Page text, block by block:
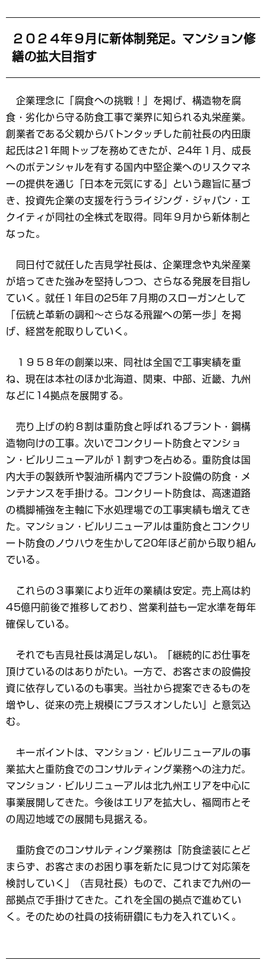
２０２４年９月に新体制発足。マンション修
繕の拡大目指す
企業理念に「腐食への挑戦！」を掲げ、構造物を腐
食・劣化から守る防食工事で業界に知られる丸栄産業。
創業者である父親からバトンタッチした前社長の内田康
起氏は21年間トップを務めてきたが、24年１月、成長
へのポテンシャルを有する国内中堅企業へのリスクマネ
ーの提供を通じ「日本を元気にする」という趣旨に基づ
き、投資先企業の支援を行うライジング・ジャパン・エ
クイティが同社の全株式を取得。同年９月から新体制と
なった。
同日付で就任した吉見学社長は、企業理念や丸栄産業
が培ってきた強みを堅持しつつ、さらなる発展を目指し
ていく。就任１年目の25年７月期のスローガンとして
「伝統と革新の調和～さらなる飛躍への第一歩」を掲
げ、経営を舵取りしていく。
１９５８年の創業以来、同社は全国で工事実績を重
ね、現在は本社のほか北海道、関東、中部、近畿、九州
などに14拠点を展開する。
売り上げの約８割は重防食と呼ばれるプラント・鋼構
造物向けの工事。次いでコンクリート防食とマンショ
ン・ビルリニューアルが１割ずつを占める。重防食は国
内大手の製鉄所や製油所構内でプラント設備の防食・メ
ンテナンスを手掛ける。コンクリート防食は、高速道路
の橋脚補強を主軸に下水処理場での工事実績も増えてき
た。マンション・ビルリニューアルは重防食とコンクリ
ート防食のノウハウを生かして20年ほど前から取り組ん
でいる。
これらの３事業により近年の業績は安定。売上高は約
45億円前後で推移しており、営業利益も一定水準を毎年
確保している。
それでも吉見社長は満足しない。「継続的にお仕事を
頂けているのはありがたい。一方で、お客さまの設備投
資に依存しているのも事実。当社から提案できるものを
増やし、従来の売上規模にプラスオンしたい」と意気込
む。
キーポイントは、マンション・ビルリニューアルの事
業拡大と重防食でのコンサルティング業務への注力だ。
マンション・ビルリニューアルは北九州エリアを中心に
事業展開してきた。今後はエリアを拡大し、福岡市とそ
の周辺地域での展開も見据える。
重防食でのコンサルティング業務は「防食塗装にとど
まらず、お客さまのお困り事を新たに見つけて対応策を
検討していく」（吉見社長）もので、これまで九州の一
部拠点で手掛けてきた。これを全国の拠点で進めてい
く。そのための社員の技術研鑽にも力を入れていく。